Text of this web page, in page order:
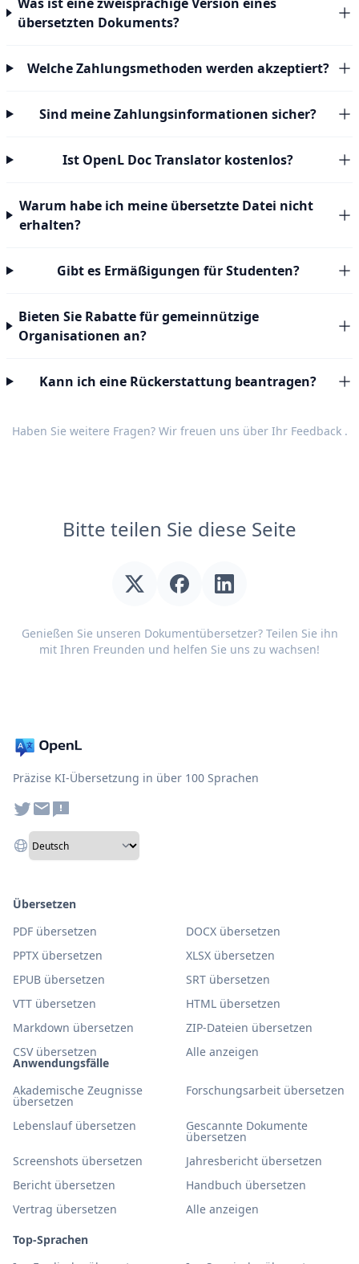
übersetzten Dokuments?
Welche Zahlungsmethoden werden akzeptiert?
Sind meine Zahlungsinformationen sicher?
Ist OpenL Doc Translator kostenlos?
Warum habe ich meine übersetzte Datei nicht
erhalten?
Gibt es Ermäßigungen für Studenten?
Bieten Sie Rabatte für gemeinnützige
Organisationen an?
Kann ich eine Rückerstattung beantragen?
Haben Sie weitere Fragen? Wir freuen uns über Ihr Feedback.
Bitte teilen Sie diese Seite
Genießen Sie unseren Dokumentübersetzer? Teilen Sie ihn
mit Ihren Freunden und helfen Sie uns zu wachsen!
Präzise KI-Übersetzung in über 100 Sprachen
Anwendungsfälle
Akademische Zeugnisse
übersetzen
Forschungsarbeit übersetzen
Lebenslauf übersetzen Gescannte Dokumente
übersetzen
Screenshots übersetzen
Jahresbericht übersetzen
Bericht übersetzen
Handbuch übersetzen
Vertrag übersetzen
Alle anzeigen
Top-Sprachen
Übersetzen
PDF übersetzen
DOCX übersetzen
PPTX übersetzen
XLSX übersetzen
EPUB übersetzen
SRT übersetzen
VTT übersetzen
HTML übersetzen
Markdown übersetzen
ZIP-Dateien übersetzen
CSV übersetzen
Alle anzeigen